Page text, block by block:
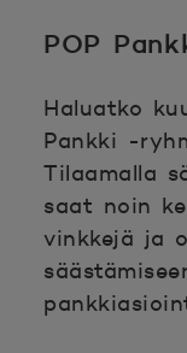
POP
Haluatko
Pankki -
Tilaamalla
saat noin
vinkkejä ja